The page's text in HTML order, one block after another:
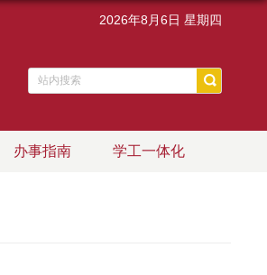
2026年8月6日 星期四
办事指南 学工一体化